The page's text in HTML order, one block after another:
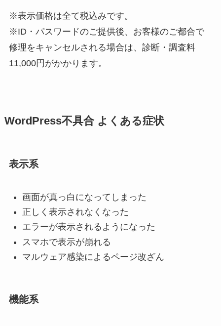
※表示価格は全て税込みです。
※ID・パスワードのご提供後、お客様のご都合で
修理をキャンセルされる場合は、診断・調査料
11,000円がかかります。
WordPress不具合 よくある症状
表示系
画面が真っ白になってしまった
正しく表示されなくなった
エラーが表示されるようになった
スマホで表示が崩れる
マルウェア感染によるページ改ざん
機能系